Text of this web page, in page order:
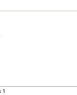
1